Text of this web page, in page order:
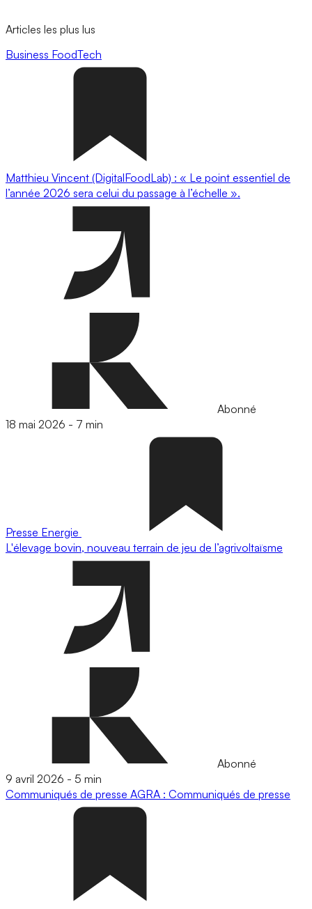
Articles les plus lus
Business FoodTech
Matthieu Vincent (DigitalFoodLab) : « Le point essentiel de
l’année 2026 sera celui du passage à l’échelle ».
Abonné
18 mai 2026 - 7 min
Presse Energie
L'élevage bovin, nouveau terrain de jeu de l’agrivoltaïsme
Abonné
9 avril 2026 - 5 min
Communiqués de presse AGRA : Communiqués de presse